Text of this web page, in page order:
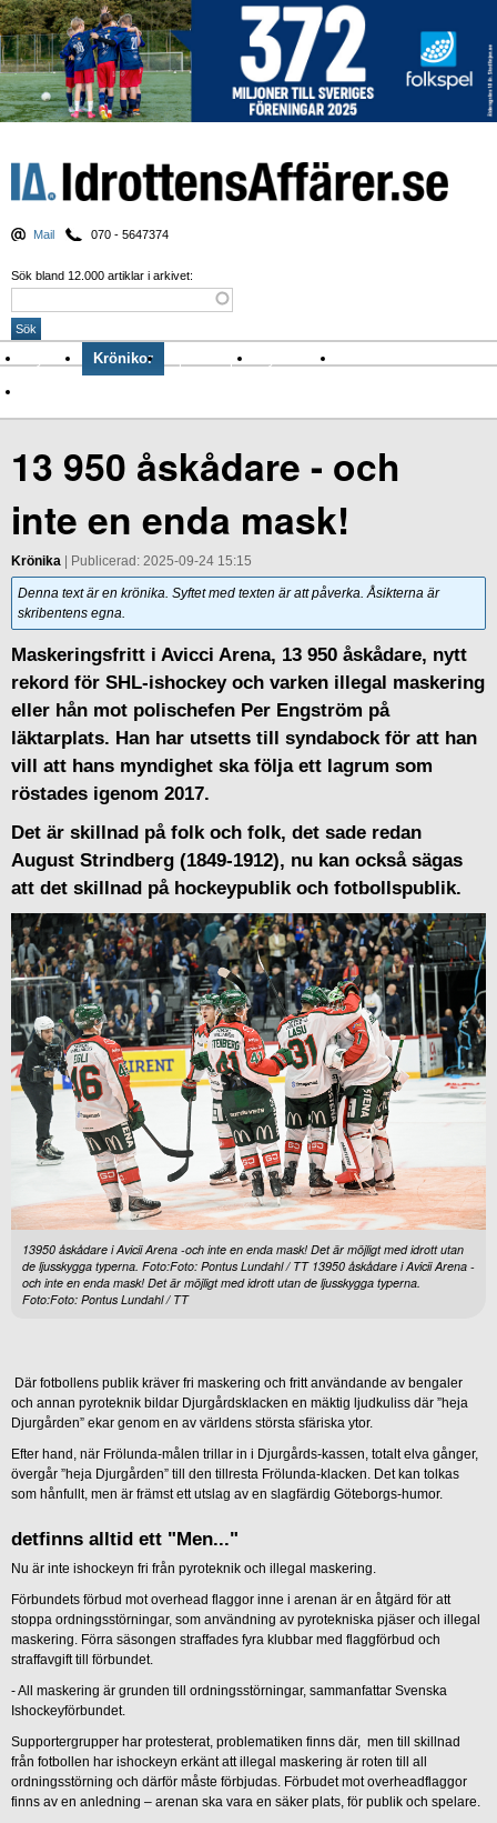
Mail 070 - 5647374
Sök bland 12.000 artiklar i arkivet:
Nyheter Krönikor Sport & spel Nyhetsbrev
13 950 åskådare - och
inte en enda mask!
Krönika | Publicerad: 2025-09-24 15:15
Denna text är en krönika. Syftet med texten är att påverka. Åsikterna är
skribentens egna.
Maskeringsfritt i Avicci Arena, 13 950 åskådare, nytt
rekord för SHL-ishockey och varken illegal maskering
eller hån mot polischefen Per Engström på
läktarplats. Han har utsetts till syndabock för att han
vill att hans myndighet ska följa ett lagrum som
röstades igenom 2017.
Det är skillnad på folk och folk, det sade redan
August Strindberg (1849-1912), nu kan också sägas
att det skillnad på hockeypublik och fotbollspublik.
13950 åskådare i Avicii Arena -och inte en enda mask! Det är möjligt med idrott utan
de ljusskygga typerna. Foto:Foto: Pontus Lundahl / TT 13950 åskådare i Avicii Arena -
och inte en enda mask! Det är möjligt med idrott utan de ljusskygga typerna.
Foto:Foto: Pontus Lundahl / TT
Där fotbollens publik kräver fri maskering och fritt användande av bengaler
och annan pyroteknik bildar Djurgårdsklacken en mäktig ljudkuliss där ”heja
Djurgården” ekar genom en av världens största sfäriska ytor.
Efter hand, när Frölunda-målen trillar in i Djurgårds-kassen, totalt elva gånger,
övergår ”heja Djurgården” till den tillresta Frölunda-klacken. Det kan tolkas
som hånfullt, men är främst ett utslag av en slagfärdig Göteborgs-humor.
detfinns alltid ett "Men..."
Nu är inte ishockeyn fri från pyroteknik och illegal maskering.
Förbundets förbud mot overhead flaggor inne i arenan är en åtgärd för att
stoppa ordningsstörningar, som användning av pyrotekniska pjäser och illegal
maskering. Förra säsongen straffades fyra klubbar med flaggförbud och
straffavgift till förbundet.
- All maskering är grunden till ordningsstörningar, sammanfattar Svenska
Ishockeyförbundet.
Supportergrupper har protesterat, problematiken finns där, men till skillnad
från fotbollen har ishockeyn erkänt att illegal maskering är roten till all
ordningsstörning och därför måste förbjudas. Förbudet mot overheadflaggor
finns av en anledning – arenan ska vara en säker plats, för publik och spelare.